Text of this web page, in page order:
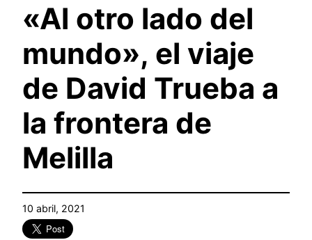
«Al otro lado del
mundo», el viaje
de David Trueba a
la frontera de
Melilla
10 abril, 2021